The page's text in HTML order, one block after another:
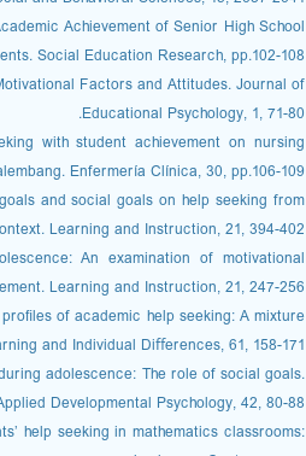
Achievement of Senior High School
Social Education Research, pp.102-108.
Factors and Attitudes. Journal of
Educational Psychology, 1, 71-80.
with student achievement on nursing
Enfermería Clínica, 30, pp.106-109.
and social goals on help seeking from
Learning and Instruction, 21, 394-402.
An examination of motivational
Learning and Instruction, 21, 247-256.
of academic help seeking: A mixture
and Individual Diﬀerences, 61, 158-171.
adolescence: The role of social goals.
Developmental Psychology, 42, 80-88.
help seeking in mathematics classrooms: